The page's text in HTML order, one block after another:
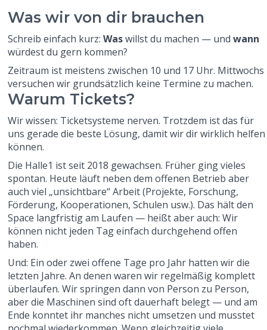
Was wir von dir brauchen
Schreib einfach kurz:Waswillst du machen — undwann
würdest du gern kommen?
Zeitraum ist meistens zwischen 10 und 17 Uhr. Mittwochs
versuchen wir grundsätzlich keine Termine zu machen.
Warum Tickets?
Wir wissen: Ticketsysteme nerven. Trotzdem ist das für
uns gerade die beste Lösung, damit wir dir wirklich helfen
können.
Die Halle1 ist seit 2018 gewachsen. Früher ging vieles
spontan. Heute läuft neben dem offenen Betrieb aber
auch viel „unsichtbare“ Arbeit (Projekte, Forschung,
Förderung, Kooperationen, Schulen usw.). Das hält den
Space langfristig am Laufen — heißt aber auch: Wir
können nicht jeden Tag einfach durchgehend offen
haben.
Und: Ein oder zwei offene Tage pro Jahr hatten wir die
letzten Jahre. An denen waren wir regelmäßig komplett
überlaufen. Wir springen dann von Person zu Person,
aber die Maschinen sind oft dauerhaft belegt — und am
Ende konntet ihr manches nicht umsetzen und musstet